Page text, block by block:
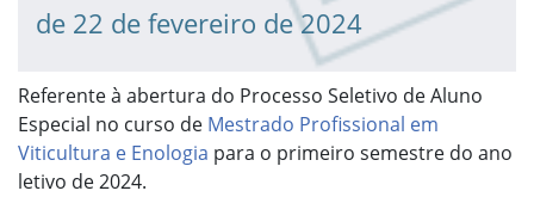
de 22 de fevereiro de 2024
Referente à abertura do Processo Seletivo de Aluno
Especial no curso de Mestrado Profissional em
Viticultura e Enologia para o primeiro semestre do ano
letivo de 2024.